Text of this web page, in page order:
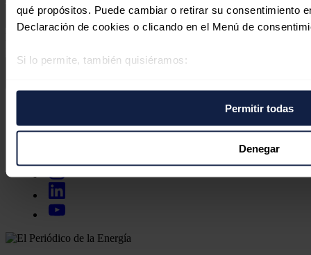
qué propósitos. Puede cambiar o retirar su consentimiento
Declaración de cookies o clicando en el Menú de
Si lo permite, también quisiéramos:
Identificar su dispositivo analizándolo activamente
(huellas digitales)
Obtenga más información sobre cómo se procesan sus
preferencias en lasección de datos. Puede cambiar o
momento en la Declaración de cookies.
Las cookies de este sitio web se usan para personalizar el
funciones de redes sociales y analizar el tráfico. Además,
que haga del sitio web con nuestros partners de redes
Permitir todas
Denegar